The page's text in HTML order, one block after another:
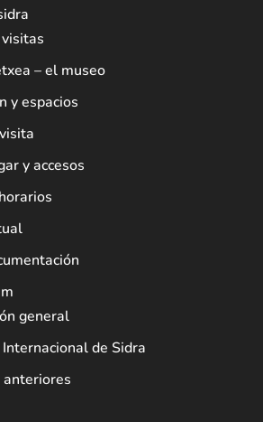
– el museo
y espacios
y accesos
general
Internacional de Sidra
anteriores